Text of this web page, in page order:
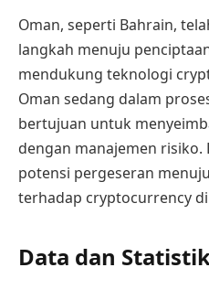
Oman, seperti Bahrain,
langkah menuju
mendukung teknologi
Oman sedang dalam
bertujuan untuk
dengan manajemen
potensi pergeseran
terhadap cryptocurrency
Data dan